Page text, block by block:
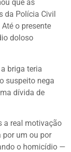
que as
da Polícia Civil
o presente
doloso
briga teria
suspeito nega
dívida de
a real motivação
por um ou por
o homicídio —